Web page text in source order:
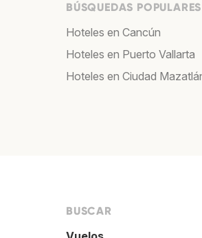
BÚSQUEDAS POPULARES
Hoteles en Cancún
Hoteles en Puerto Vallarta
Hoteles en Ciudad
BUSCAR